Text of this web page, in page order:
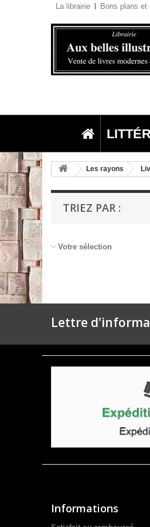
La librairie Bons plans et
Les rayons
TRIEZ PAR :
Votre sélection
Lettre
Informations